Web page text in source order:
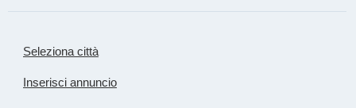
Seleziona città
Inserisci annuncio